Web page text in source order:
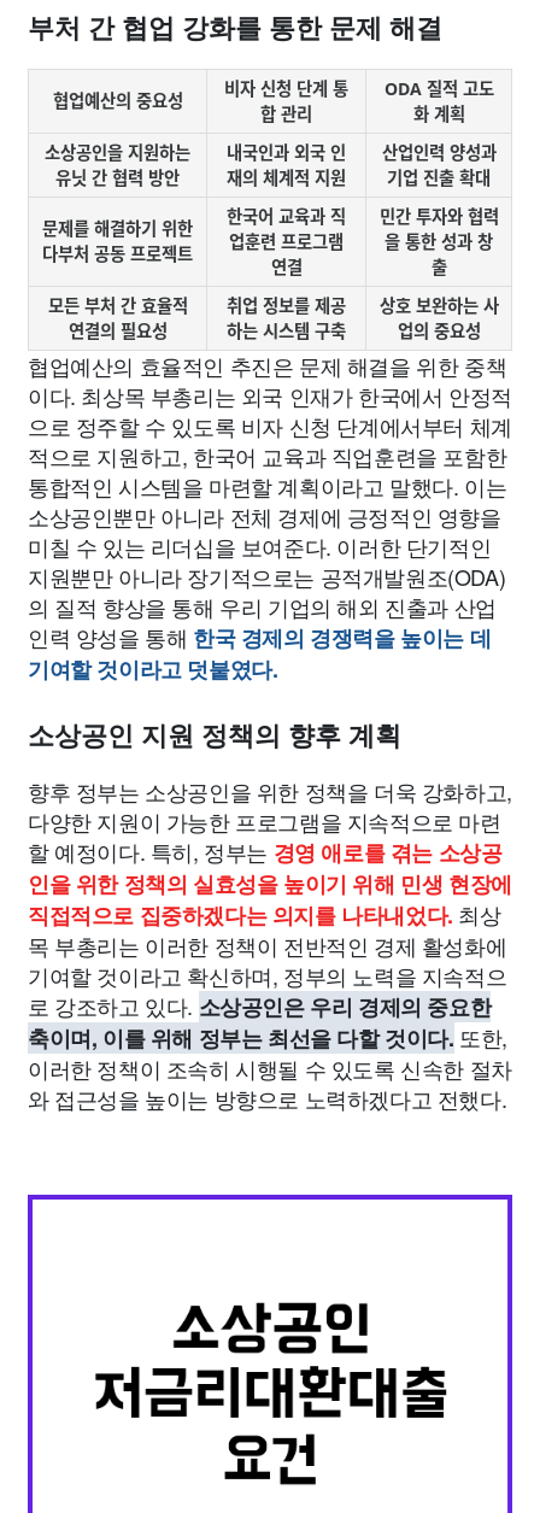
부처 간 협업 강화를 통한 문제 해결
협업예산의 중요성
비자 신청 단계 통
합 관리
ODA 질적 고도
화 계획
소상공인을 지원하는
유닛 간 협력 방안
내국인과 외국 인
재의 체계적 지원
산업인력 양성과
기업 진출 확대
문제를 해결하기 위한
다부처 공동 프로젝트
한국어 교육과 직
업훈련 프로그램
연결
민간 투자와 협력
을 통한 성과 창
출
모든 부처 간 효율적
연결의 필요성
취업 정보를 제공
하는 시스템 구축
상호 보완하는 사
업의 중요성
협업예산의 효율적인 추진은 문제 해결을 위한 중책
이다. 최상목 부총리는 외국 인재가 한국에서 안정적
으로 정주할 수 있도록 비자 신청 단계에서부터 체계
적으로 지원하고, 한국어 교육과 직업훈련을 포함한
통합적인 시스템을 마련할 계획이라고 말했다. 이는
소상공인뿐만 아니라 전체 경제에 긍정적인 영향을
미칠 수 있는 리더십을 보여준다. 이러한 단기적인
지원뿐만 아니라 장기적으로는 공적개발원조(ODA)
의 질적 향상을 통해 우리 기업의 해외 진출과 산업
인력 양성을 통해 한국 경제의 경쟁력을 높이는 데
기여할 것이라고 덧붙였다.
소상공인 지원 정책의 향후 계획
향후 정부는 소상공인을 위한 정책을 더욱 강화하고,
다양한 지원이 가능한 프로그램을 지속적으로 마련
할 예정이다. 특히, 정부는 경영 애로를 겪는 소상공
인을 위한 정책의 실효성을 높이기 위해 민생 현장에
직접적으로 집중하겠다는 의지를 나타내었다. 최상
목 부총리는 이러한 정책이 전반적인 경제 활성화에
기여할 것이라고 확신하며, 정부의 노력을 지속적으
로 강조하고 있다. 소상공인은 우리 경제의 중요한
축이며, 이를 위해 정부는 최선을 다할 것이다. 또한,
이러한 정책이 조속히 시행될 수 있도록 신속한 절차
와 접근성을 높이는 방향으로 노력하겠다고 전했다.